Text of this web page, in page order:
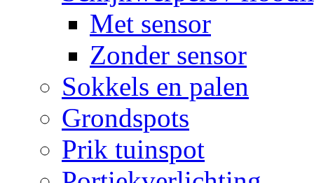
Met sensor
Zonder sensor
Sokkels en palen
Grondspots
Prik tuinspot